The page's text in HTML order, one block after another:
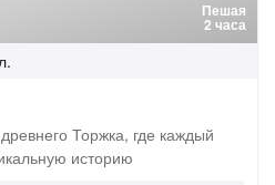
Пешая
2 часа
Торжка, где каждый
историю